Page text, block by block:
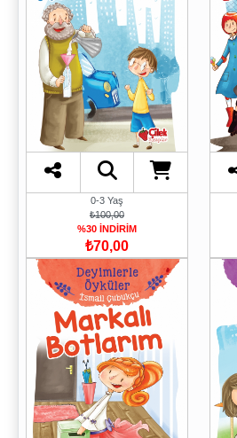
0-3 Yaş
₺100,00
%30 İNDİRİM
₺70,00